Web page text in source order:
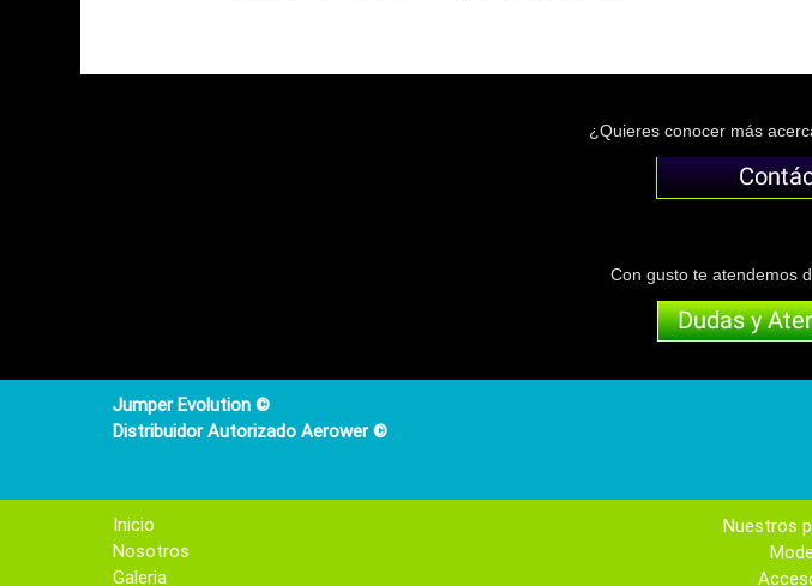
¿Quieres conocer más
Con gusto te atendemos
Jumper Evolution ©
Distribuidor Autorizado Aerower ©
Inicio
Nosotros
Galeria
Nuestros